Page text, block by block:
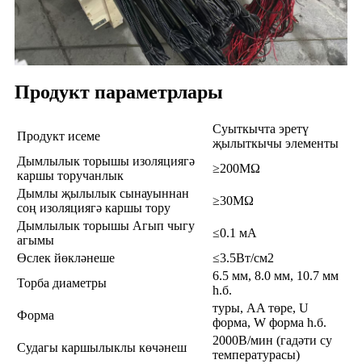
Продукт параметрлары
Продукт исеме
Суыткычта эретү
җылыткычы элементы
Дымлылык торышы изоляциягә
каршы торучанлык
≥200MΩ
Дымлы җылылык сынауыннан
соң изоляциягә каршы тору
≥30MΩ
Дымлылык торышы Агып чыгу
агымы
≤0.1 мА
Өслек йөкләнеше
≤3.5Вт/см2
Торба диаметры
6.5 мм, 8.0 мм, 10.7 мм
һ.б.
Форма
туры, AA төре, U
форма, W форма һ.б.
Судагы каршылыклы көчәнеш
2000В/мин (гадәти су
температурасы)